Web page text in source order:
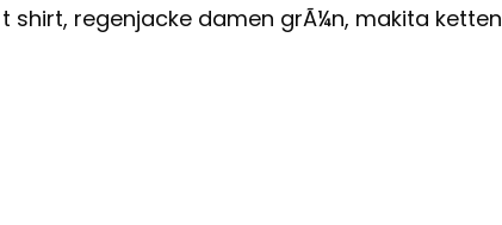
regenjacke damen grÃ¼n, makita